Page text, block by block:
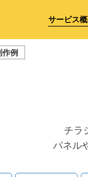
サービス
作例
チラ
パネル